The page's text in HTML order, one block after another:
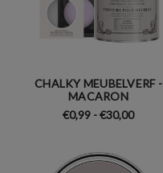
CHALKY MEUBELVERF -
MACARON
€0,99 - €30,00